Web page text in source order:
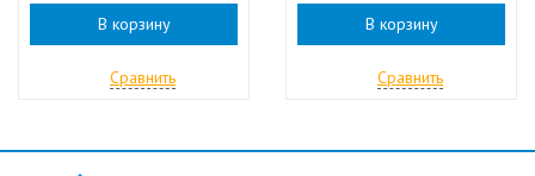
В корзину
Сравнить
В корзину
Сравнить